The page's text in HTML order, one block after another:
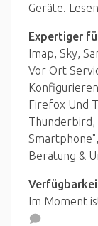
Geräte.
Expertiger
Imap, Sky,
Vor Ort
Firefox Und
Thunderbird,
Beratung &
Im Moment